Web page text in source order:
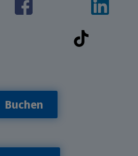
Buchen